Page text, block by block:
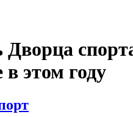
Дворца
в этом году